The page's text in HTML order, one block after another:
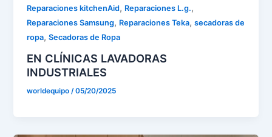
Reparaciones kitchenAid, Reparaciones L.g.,
Reparaciones Samsung, Reparaciones Teka,secadoras de
ropa,Secadoras de Ropa
EN CLÍNICAS LAVADORAS
INDUSTRIALES
worldequipo/05/20/2025